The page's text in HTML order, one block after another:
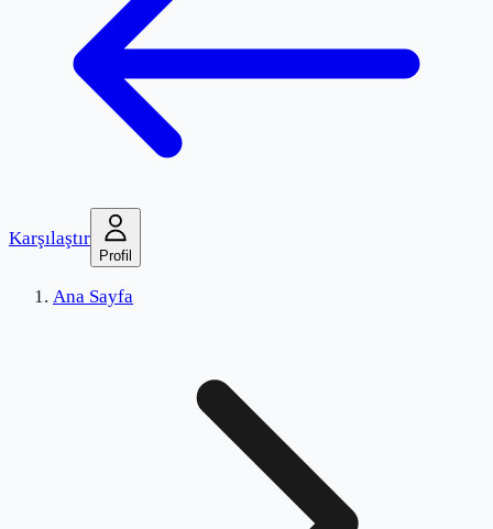
Karşılaştır
Profil
Ana Sayfa